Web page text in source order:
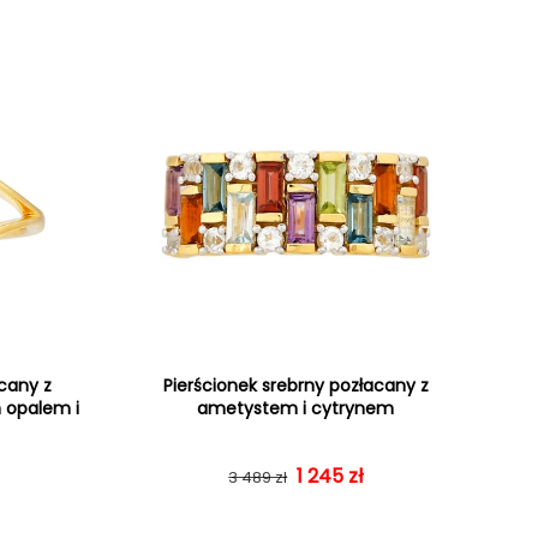
z
opalem i
Pierścionek srebrny pozłacany z
ametystem i cytrynem
Cena regularna
3 489 zł Cena sprzedaży
1 245 zł